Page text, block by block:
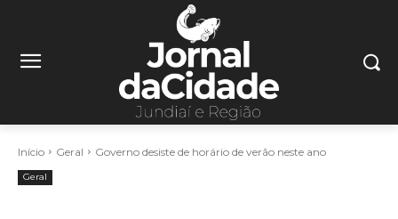
Início Geral Governo desiste de horário de verão neste ano
Geral